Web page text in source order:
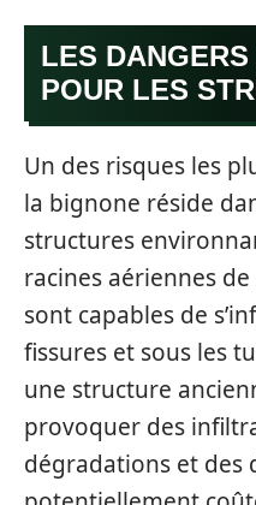
LES
POUR LES
Un des risques les
la bignone réside
structures
racines aériennes
sont capables de
fissures et sous les
une structure
provoquer des
dégradations et des